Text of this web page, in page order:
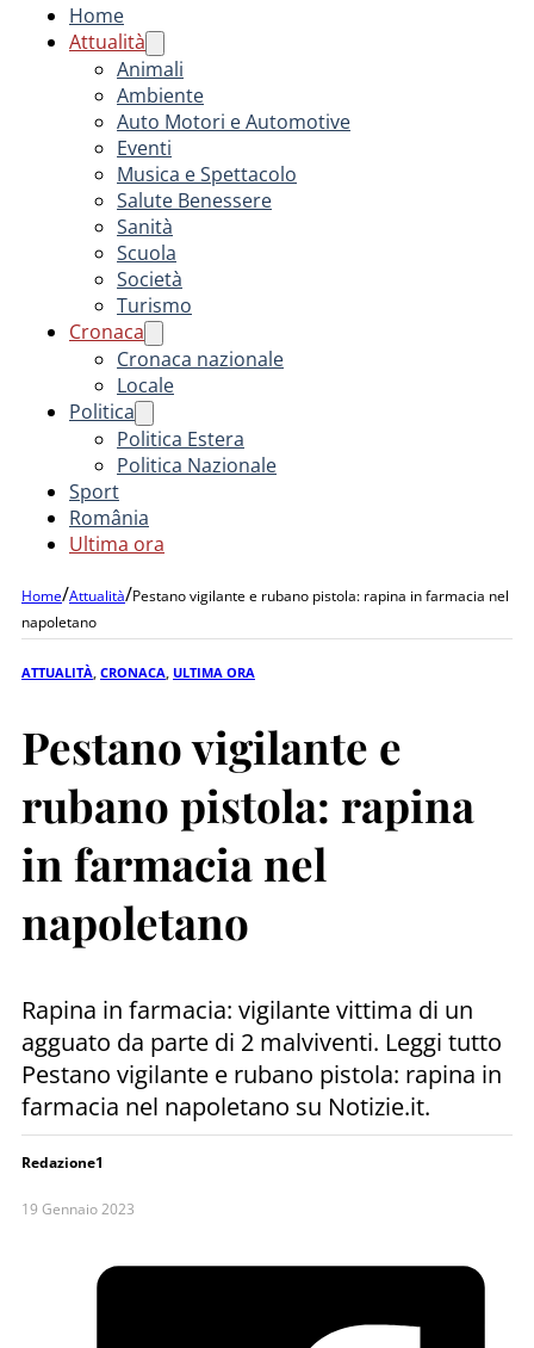
Home
Attualità
Animali
Ambiente
Auto Motori e Automotive
Eventi
Musica e Spettacolo
Salute Benessere
Sanità
Scuola
Società
Turismo
Cronaca
Cronaca nazionale
Locale
Politica
Politica Estera
Politica Nazionale
Sport
România
Ultima ora
Home/Attualità/Pestano vigilante e rubano pistola: rapina in farmacia nel
napoletano
ATTUALITÀ CRONACA ULTIMA ORA
Pestano vigilante e
rubano pistola: rapina
in farmacia nel
napoletano
Rapina in farmacia: vigilante vittima di un
agguato da parte di 2 malviventi. Leggi tutto
Pestano vigilante e rubano pistola: rapina in
farmacia nel napoletano su Notizie.it.
Redazione1
19 Gennaio 2023